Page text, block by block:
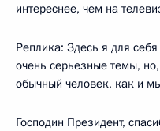
интереснее, чем на
Реплика: Здесь я для
очень серьезные темы,
обычный человек, как и
Господин Президент,